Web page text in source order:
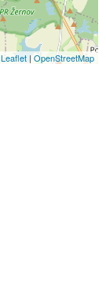
Leaflet | OpenStreetMap